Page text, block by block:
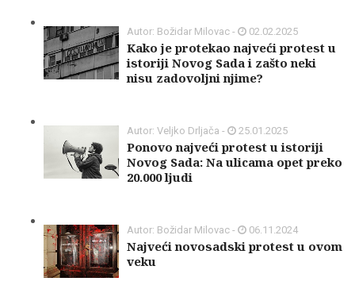
Autor: Božidar Milovac - 02.02.2025
Kako je protekao najveći protest u
istoriji Novog Sada i zašto neki
nisu zadovoljni njime?
Autor: Veljko Drljača - 25.01.2025
Ponovo najveći protest u istoriji
Novog Sada: Na ulicama opet preko
20.000 ljudi
Autor: Božidar Milovac - 06.11.2024
Najveći novosadski protest u ovom
veku